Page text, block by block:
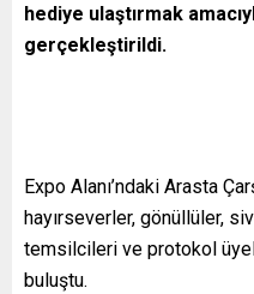
hediye ulaştırmak
gerçekleştirildi.
Expo Alanı’ndaki Arasta
hayırseverler, gönüllüler,
temsilcileri ve protokol
buluştu.